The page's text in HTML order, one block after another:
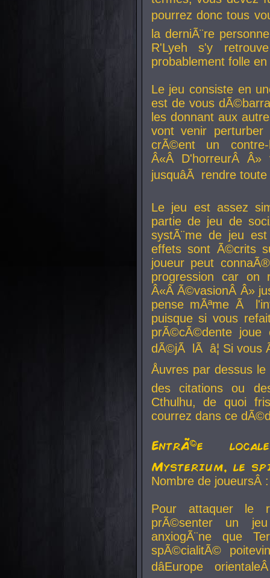
pourrez donc tous
la derniÃ¨re
R'Lyeh s'y
probablement folle
Le jeu consiste en
est de vous
les donnant aux
vont venir perturber
crÃ©ent un
Â«Â D'horreurÂ
jusquâÃ rendre
Le jeu est assez
partie de jeu de
systÃ¨me de jeu
effets sont Ã©crits
joueur peut
progression car
Â«Â Ã©vasionÂ Â»
pense mÃªme Ã
puisque si vous
prÃ©cÃ©dente
dÃ©jÃ lÃ â¦ Si vous
Åuvres par dessus
des citations ou
Cthulhu, de quoi
courrez dans ce
EntrÃ©e
Mysterium, le
Nombre de
Pour attaquer le
prÃ©senter un
anxiogÃ¨ne que
spÃ©cialitÃ©
dâEurope